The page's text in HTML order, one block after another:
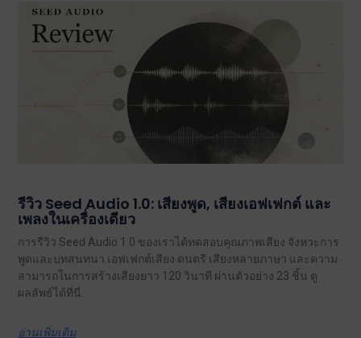
รีวิว Seed Audio 1.0: เสียงพูด, เสียงเอฟเฟกต์ และ
เพลงในเครื่องเดียว
การรีวิว Seed Audio 1.0 ของเราได้ทดสอบคุณภาพเสียง จังหวะการ
พูดและบทสนทนา เอฟเฟกต์เสียง ดนตรี เสียงหลายภาษา และความ
สามารถในการสร้างเสียงยาว 120 วินาที ผ่านตัวอย่าง 23 ชิ้น ดู
ผลลัพธ์ได้ที่นี่.
อ่านเพิ่มเติม